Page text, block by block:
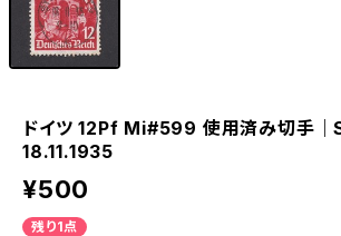
ドイツ 12Pf Mi#599 使用済み切手
18.11.1935
¥500
残り1点